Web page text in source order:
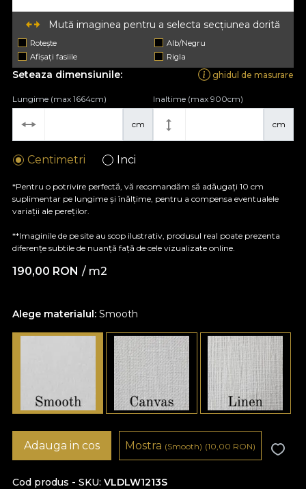
Mută imaginea pentru a selecta secțiunea dorită
Rotește
Alb/Negru
Afișați fasiile
Rigla
Alege materialul: Smooth
Seteaza dimensiunile: ghidul de masurare
cm
Lungime (max 1664cm)
cm
Inaltime (max 900cm)
Centimetri Inci
*Pentru o potrivire perfectă, vă recomandăm să adăugați 10 cm
suplimentar pe lungime și înălțime, pentru a compensa eventualele
variații ale pereților.
**Imaginile de pe site au scop ilustrativ, produsul real poate prezenta
diferențe subtile de nuanță față de cele vizualizate online.
190,00 RON / m2
Cod produs - SKU VLDLW1213S
Adauga in cos Mostra (Smooth) (10,00 RON)